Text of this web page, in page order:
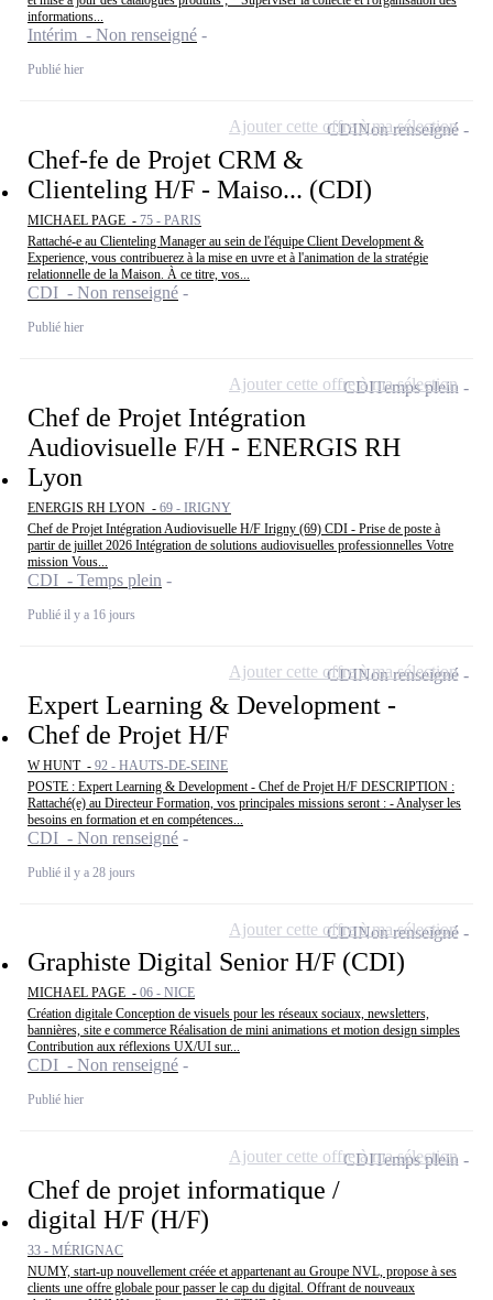
informations...
Intérim - Non renseigné
Publié hier
Chef-fe de Projet CRM &
Clienteling H/F - Maiso... (CDI)
MICHAEL PAGE - 75 - PARIS
Rattaché-e au Clienteling Manager au sein de l'équipe Client Development &
Experience, vous contribuerez à la mise en uvre et à l'animation de la stratégie
relationnelle de la Maison. À ce titre, vos...
CDI - Non renseigné
Publié hier
CDINon renseigné
Ajouter cette offre à ma sélection
Chef de Projet Intégration
Audiovisuelle F/H - ENERGIS RH
Lyon
ENERGIS RH LYON - 69 - IRIGNY
Chef de Projet Intégration Audiovisuelle H/F Irigny (69) CDI - Prise de poste à
partir de juillet 2026 Intégration de solutions audiovisuelles professionnelles Votre
mission Vous...
CDI - Temps plein
Publié il y a 16 jours
CDITemps plein
Ajouter cette offre à ma sélection
Expert Learning & Development -
Chef de Projet H/F
W HUNT - 92 - HAUTS-DE-SEINE
POSTE : Expert Learning & Development - Chef de Projet H/F DESCRIPTION :
Rattaché(e) au Directeur Formation, vos principales missions seront : - Analyser les
besoins en formation et en compétences...
CDI - Non renseigné
Publié il y a 28 jours
CDINon renseigné
Ajouter cette offre à ma sélection
Graphiste Digital Senior H/F (CDI)
MICHAEL PAGE - 06 - NICE
Création digitale Conception de visuels pour les réseaux sociaux, newsletters,
bannières, site e commerce Réalisation de mini animations et motion design simples
Contribution aux réflexions UX/UI sur...
CDI - Non renseigné
Publié hier
CDINon renseigné
Ajouter cette offre à ma sélection
Chef de projet informatique /
digital H/F (H/F)
33 - MÉRIGNAC
NUMY, start-up nouvellement créée et appartenant au Groupe NVL, propose à ses
clients une offre globale pour passer le cap du digital. Offrant de nouveaux
CDITemps plein
Ajouter cette offre à ma sélection